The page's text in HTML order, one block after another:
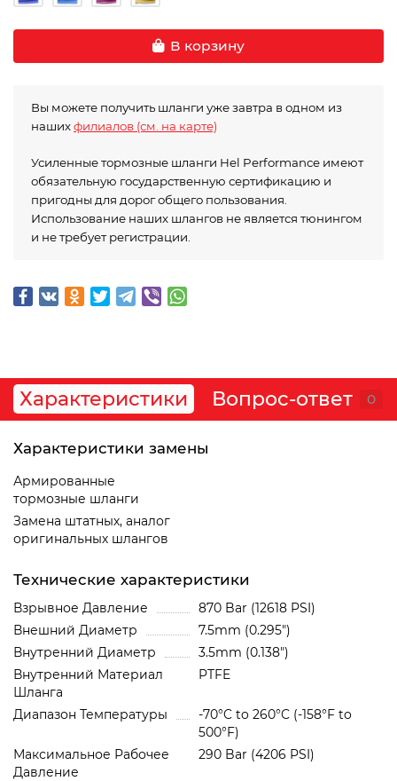
В корзину
Вы можете получить шланги уже завтра в одном из
нашихфилиалов (см. на карте)
Усиленные тормозные шланги Hel Performance имеют
обязательную государственную сертификацию и
пригодны для дорог общего пользования.
Использование наших шлангов не является тюнингом
и не требует регистрации.
Характеристики Вопрос-ответ 0
Характеристики замены
Армированные
тормозные шланги
Замена штатных, аналог
оригинальных шлангов
Технические характеристики
Взрывное Давление
870 Bar (12618 PSI)
Внешний Диаметр
7.5mm (0.295")
Внутренний Диаметр
3.5mm (0.138")
Внутренний Материал
Шланга
PTFE
Диапазон Температуры
-70°C to 260°C (-158°F to
500°F)
Максимальное Рабочее
Давление
290 Bar (4206 PSI)